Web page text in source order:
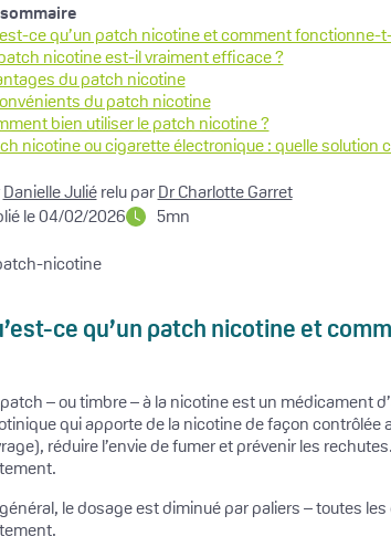
ce qu’un patch nicotine et comment fonctionne-
nicotine est-il vraiment efficace ?
du patch nicotine
du patch nicotine
bien utiliser le patch nicotine ?
nicotine ou cigarette électronique : quelle solution
Danielle Julié relu parDr Charlotte Garret
le 04/02/2026
5mn
ce qu’un patch nicotine et
– ou timbre – à la nicotine est un médicament
qui apporte de la nicotine de façon contrôlée
réduire l’envie de fumer et prévenir les
le dosage est diminué par paliers – toutes